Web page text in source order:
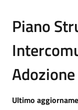
Piano
Adozione
Ultimo